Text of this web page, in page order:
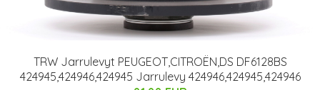
TRW Jarrulevyt PEUGEOT,CITROËN,DS DF6128BS
424945,424946,424945 Jarrulevy 424946,424945,424946